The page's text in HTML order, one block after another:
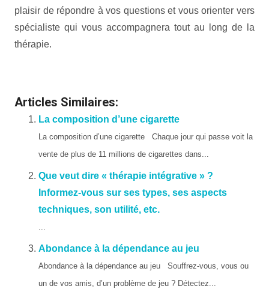
plaisir de répondre à vos questions et vous orienter vers
spécialiste qui vous accompagnera tout au long de la
thérapie.
Articles Similaires:
La composition d’une cigarette
La composition d’une cigarette Chaque jour qui passe voit la
vente de plus de 11 millions de cigarettes dans...
Que veut dire « thérapie intégrative » ?
Informez-vous sur ses types, ses aspects
techniques, son utilité, etc.
...
Abondance à la dépendance au jeu
Abondance à la dépendance au jeu Souffrez-vous, vous ou
un de vos amis, d’un problème de jeu ? Détectez...